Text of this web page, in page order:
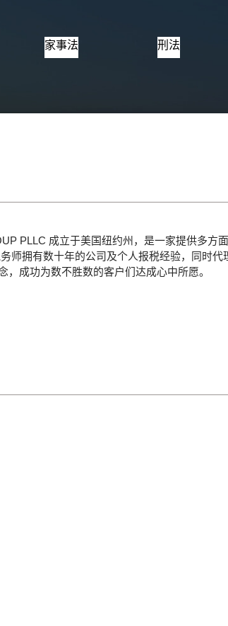
家事法 刑法
PLLC 成立于美国纽约州，是一家提供多方
师拥有数十年的公司及个人报税经验，同时
成功为数不胜数的客户们达成心中所愿。